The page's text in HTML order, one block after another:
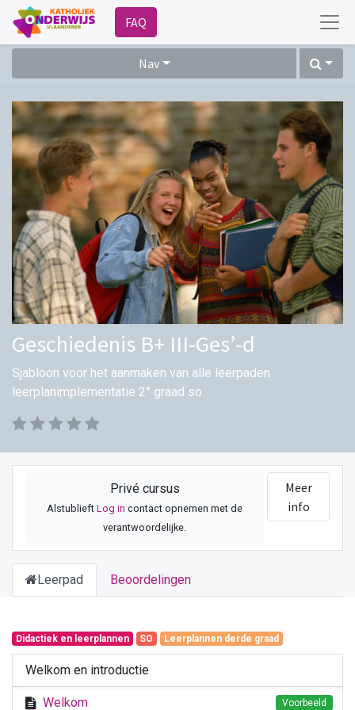
FAQ
Nav
Geschiedenis B+ III-Ges’-d
Sjabloon voor het aanmaken van alle leerpaden
leerplanimplementatie 2° graad so.
Privé cursus
AlstublieftLog in contact opnemen met de
verantwoordelijke.
Meer
info
Leerpad Beoordelingen
Didactiek en leerplannen SO Leerplannen derde graad
Welkom en introductie
Welkom Voorbeeld